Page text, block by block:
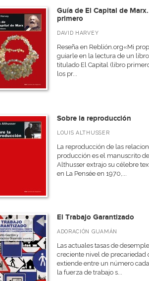
Guía de El Capital de
primero
DAVID HARVEY
Reseña en Reblión.org«Mi
guiarle en la lectura de un
titulado El Capital (libro
los pr...
Sobre la reproducción
LOUIS ALTHUSSER
La reproducción de las
producción es el manuscrito
Althusser extrajo su célebre
en La Pensée en 1970,...
El Trabajo Garantizado
ADORACIÓN GUAMÁN
Las actuales tasas de
creciente nivel de precariedad
extiende entre un número
la fuerza de trabajo s...